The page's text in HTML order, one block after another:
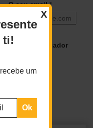
O seu email *
neste navegador
ti!
um
X